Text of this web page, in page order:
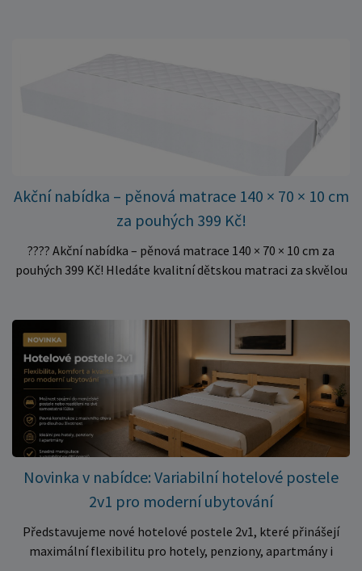
množství kusů, proto můžeme objednávky rychle expedovat.
Vyberte si vhodný rozměr a dopřejte své matraci kvalitní
podklad za výhodnou cenu.
Akční nabídka – pěnová matrace 140 × 70 × 10 cm
za pouhých 399 Kč!
???? Akční nabídka – pěnová matrace 140 × 70 × 10 cm za
pouhých 399 Kč! Hledáte kvalitní dětskou matraci za skvělou
✅ Pohodlné pěnové jádro pro komfortní spánek dítěte ✅
Skvělá volba do dětských postýlek ✅ Výjimečně výhodná cena
– jen 399 Kč Využijte této mimořádné nabídky a pořiďte
kvalitní matraci za cenu, která patří k nejvýhodnějším na
trhu. Akce platí pouze do vyprodání zásob. Nakupujte chytře a
ušetřete!
Novinka v nabídce: Variabilní hotelové postele
2v1 pro moderní ubytování
Představujeme nové hotelové postele 2v1, které přinášejí
maximální flexibilitu pro hotely, penziony, apartmány i